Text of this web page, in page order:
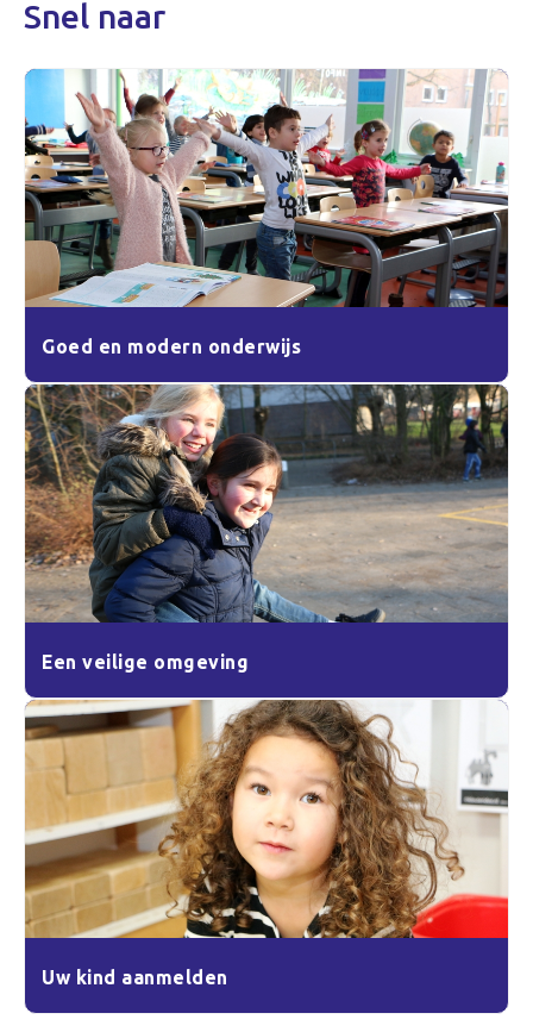
Snel naar
Goed en modern onderwijs
Een veilige omgeving
Uw kind aanmelden